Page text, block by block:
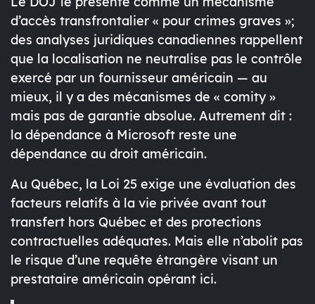
d’accès transfrontalier « pour crimes graves »;
des analyses juridiques canadiennes rappellent
que la localisation ne neutralise pas le contrôle
exercé par un fournisseur américain — au
mieux, il y a des mécanismes de « comity »
mais pas de garantie absolue. Autrement dit :
la dépendance à Microsoft reste une
dépendance au droit américain.
Au Québec, la Loi 25 exige une évaluation des
facteurs relatifs à la vie privée avant tout
transfert hors Québec et des protections
contractuelles adéquates. Mais elle n’abolit pas
le risque d’une requête étrangère visant un
prestataire américain opérant ici.